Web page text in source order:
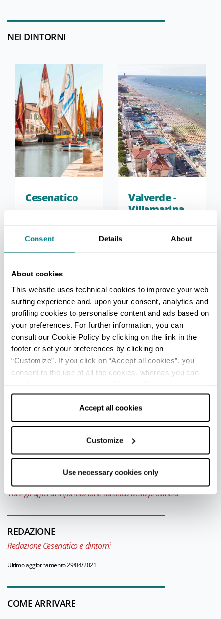
Consent Details About
About cookies
This website uses technical cookies to improve your web
surfing experience and, upon your consent, analytics and
profiling cookies to personalise content and ads based on
your preferences. For further information, you can
consult our Cookie Policy by clicking on the link in the
footer or set your preferences by clicking on
“Customize”. If you click on “Accept all cookies”, you
consent to the use of all the cookies, whereas you can
cookies only” and only the technical cookies for the
correct functioning of the website will be used.
Accept all cookies
Customize
Use necessary cookies only
NEI DINTORNI
Cesenatico
Valverde -
Villamarina
UFFICI INFORMAZIONE TURISTICA
Cesenatico - Ufficio Informazioni e Accoglienza Turistica
(IAT)
Info
Info
Cesenatico Valverde - Ufficio Informazioni e Accoglienza
Turistica (IAT mobile)
Apertura: Da Pasqua a metà settembre
Tutti gli uffici di informazione turistica della provincia
REDAZIONE
Redazione Cesenatico e dintorni
Ultimo aggiornamento 29/04/2021
COME ARRIVARE